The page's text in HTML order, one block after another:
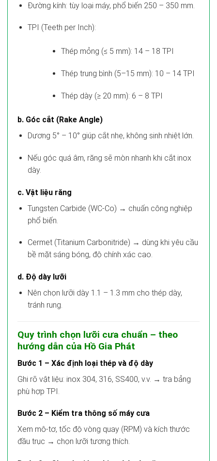
Đường kính: tùy loại máy, phổ biến 250 – 350 mm.
TPI (Teeth per Inch):
Thép mỏng (≤ 5 mm): 14 – 18 TPI
Thép trung bình (5–15 mm): 10 – 14 TPI
Thép dày (≥ 20 mm): 6 – 8 TPI
b. Góc cắt (Rake Angle)
Dương 5° – 10° giúp cắt nhẹ, không sinh nhiệt lớn.
Nếu góc quá âm, răng sẽ mòn nhanh khi cắt inox
dày.
c. Vật liệu răng
Tungsten Carbide (WC-Co) → chuẩn công nghiệp
phổ biến.
Cermet (Titanium Carbonitride) → dùng khi yêu cầu
bề mặt sáng bóng, độ chính xác cao.
d. Độ dày lưỡi
Nên chọn lưỡi dày 1.1 – 1.3 mm cho thép dày,
tránh rung.
Quy trình chọn lưỡi cưa chuẩn – theo
hướng dẫn của Hồ Gia Phát
Bước 1 – Xác định loại thép và độ dày
Ghi rõ vật liệu: inox 304, 316, SS400, v.v. → tra bảng
phù hợp TPI.
Bước 2 – Kiểm tra thông số máy cưa
Xem mô-tơ, tốc độ vòng quay (RPM) và kích thước
đầu trục → chọn lưỡi tương thích.